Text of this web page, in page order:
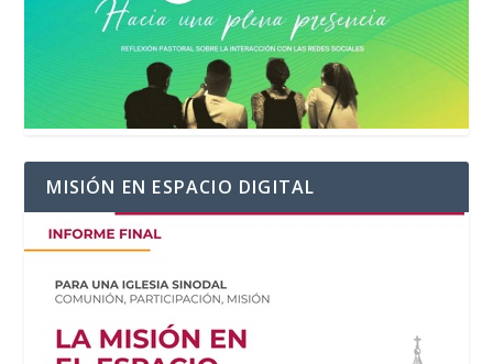
MISIÓN EN ESPACIO DIGITAL